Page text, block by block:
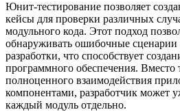
Юнит-тестирование позволяет
кейсы для проверки различных
модульного кода. Этот подход
обнаруживать ошибочные сценарии
разработки, что способствует
программного обеспечения. Вместо
полноценного взаимодействия
компонентами, разработчик может
каждый модуль отдельно.